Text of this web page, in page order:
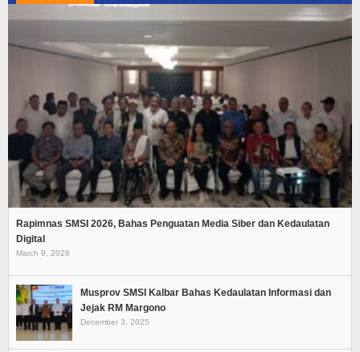
Rapimnas SMSI 2026, Bahas Penguatan Media Siber dan Kedaulatan
Digital
March 9, 2026
Musprov SMSI Kalbar Bahas Kedaulatan Informasi dan
Jejak RM Margono
December 3, 2025